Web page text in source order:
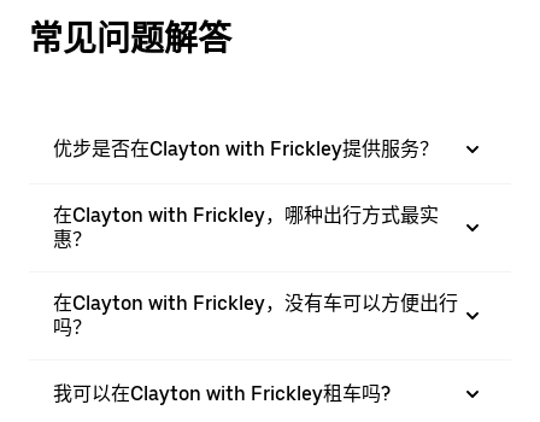
常见问题解答
优步是否在Clayton with Frickley提供服务？
在Clayton with Frickley，哪种出行方式最实
惠？
在Clayton with Frickley，没有车可以方便出行
吗？
我可以在Clayton with Frickley租车吗?